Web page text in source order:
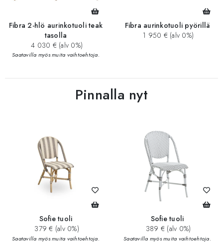
Fibra 2-hlö aurinkotuoli teak
tasolla
4 030 € (alv 0%)
Saatavilla myös muita vaihtoehtoja.
Fibra aurinkotuoli pyörillä
1 950 € (alv 0%)
Pinnalla nyt
Sofie tuoli
379 € (alv 0%)
Saatavilla myös muita vaihtoehtoja.
Sofie tuoli
389 € (alv 0%)
Saatavilla myös muita vaihtoehtoja.